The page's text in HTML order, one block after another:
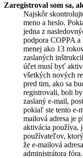
Zaregistroval som sa,
Najskôr
meno a heslo.
jedna z
podpora COPPA
menej ako 13
zaslaných
účet musí byť
všetkých nových
pred tim, ako sa
registrovali, boli
zaslaný e-mail,
pokiaľ ste tento e-
mailová adresa je
aktivácia používa,
používateľov,
že e-mailová
administrátora fóra.